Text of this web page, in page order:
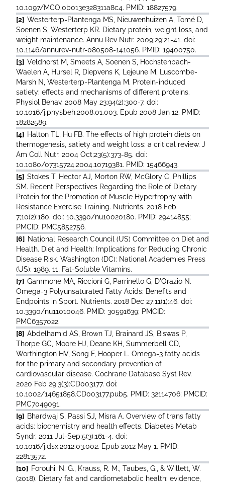
10.1097/MCO.0b013e328311a8c4. PMID: 18827579.
[2] Westerterp-Plantenga MS, Nieuwenhuizen A, Tomé D,
Soenen S, Westerterp KR. Dietary protein, weight loss, and
weight maintenance. Annu Rev Nutr. 2009;29:21-41. doi:
10.1146/annurev-nutr-080508-141056. PMID: 19400750.
[3] Veldhorst M, Smeets A, Soenen S, Hochstenbach-
Waelen A, Hursel R, Diepvens K, Lejeune M, Luscombe-
Marsh N, Westerterp-Plantenga M. Protein-induced
satiety: effects and mechanisms of different proteins.
Physiol Behav. 2008 May 23;94(2):300-7. doi:
10.1016/j.physbeh.2008.01.003. Epub 2008 Jan 12. PMID:
18282589.
[4] Halton TL, Hu FB. The effects of high protein diets on
thermogenesis, satiety and weight loss: a critical review. J
Am Coll Nutr. 2004 Oct;23(5):373-85. doi:
10.1080/07315724.2004.10719381. PMID: 15466943.
[5] Stokes T, Hector AJ, Morton RW, McGlory C, Phillips
SM. Recent Perspectives Regarding the Role of Dietary
Protein for the Promotion of Muscle Hypertrophy with
Resistance Exercise Training. Nutrients. 2018 Feb
7;10(2):180. doi: 10.3390/nu10020180. PMID: 29414855;
PMCID: PMC5852756.
[6] National Research Council (US) Committee on Diet and
Health. Diet and Health: Implications for Reducing Chronic
Disease Risk. Washington (DC): National Academies Press
(US); 1989. 11, Fat-Soluble Vitamins.
[7] Gammone MA, Riccioni G, Parrinello G, D'Orazio N.
Omega-3 Polyunsaturated Fatty Acids: Benefits and
Endpoints in Sport. Nutrients. 2018 Dec 27;11(1):46. doi:
10.3390/nu11010046. PMID: 30591639; PMCID:
PMC6357022.
[8] Abdelhamid AS, Brown TJ, Brainard JS, Biswas P,
Thorpe GC, Moore HJ, Deane KH, Summerbell CD,
Worthington HV, Song F, Hooper L. Omega-3 fatty acids
for the primary and secondary prevention of
cardiovascular disease. Cochrane Database Syst Rev.
2020 Feb 29;3(3):CD003177. doi:
10.1002/14651858.CD003177.pub5. PMID: 32114706; PMCID:
PMC7049091.
[9] Bhardwaj S, Passi SJ, Misra A. Overview of trans fatty
acids: biochemistry and health effects. Diabetes Metab
Syndr. 2011 Jul-Sep;5(3):161-4. doi:
10.1016/j.dsx.2012.03.002. Epub 2012 May 1. PMID:
22813572.
[10] Forouhi, N. G., Krauss, R. M., Taubes, G., & Willett, W.
(2018). Dietary fat and cardiometabolic health: evidence,